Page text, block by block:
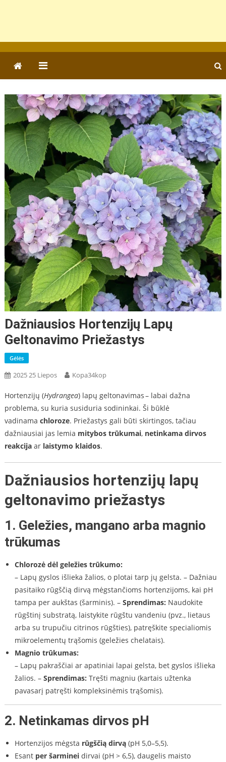
Dažniausios Hortenzijų Lapų
Geltonavimo Priežastys
Gėlės
2025 25 Liepos Kopa34kop
Hortenzijų (Hydrangea) lapų geltonavimas – labai dažna
problema, su kuria susiduria sodininkai. Ši būklė
vadinama chloroze. Priežastys gali būti skirtingos, tačiau
dažniausiai jas lemia mitybos trūkumai, netinkama dirvos
reakcijaar laistymo klaidos.
Dažniausios hortenzijų lapų
geltonavimo priežastys
1. Geležies, mangano arba magnio
trūkumas
Chlorozė dėl geležies trūkumo:
– Lapų gyslos išlieka žalios, o plotai tarp jų gelsta. – Dažniau
pasitaiko rūgščią dirvą mėgstančioms hortenzijoms, kai pH
tampa per aukštas (šarminis). – Sprendimas: Naudokite
rūgštinį substratą, laistykite rūgštu vandeniu (pvz., lietaus
arba su trupučiu citrinos rūgšties), patręškite specialiomis
mikroelementų trąšomis (geležies chelatais).
Magnio trūkumas:
– Lapų pakraščiai ar apatiniai lapai gelsta, bet gyslos išlieka
žalios. – Sprendimas: Tręšti magniu (kartais užtenka
pavasarį patręšti kompleksinėmis trąšomis).
2. Netinkamas dirvos pH
Hortenzijos mėgsta rūgščią dirvą(pH 5,0–5,5).
Esant per šarmineidirvai (pH > 6,5), daugelis maisto